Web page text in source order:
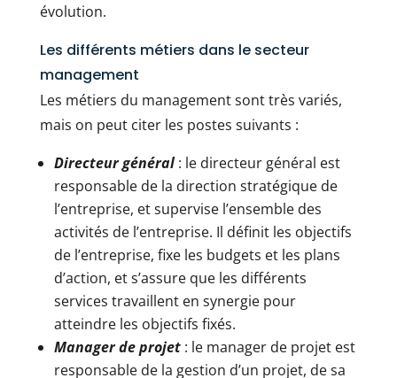
évolution.
Les différents métiers dans le secteur
management
Les métiers du management sont très variés,
mais on peut citer les postes suivants :
Directeur général: le directeur général est
responsable de la direction stratégique de
l’entreprise, et supervise l’ensemble des
activités de l’entreprise. Il définit les objectifs
de l’entreprise, fixe les budgets et les plans
d’action, et s’assure que les différents
services travaillent en synergie pour
atteindre les objectifs fixés.
Manager de projet: le manager de projet est
responsable de la gestion d’un projet, de sa